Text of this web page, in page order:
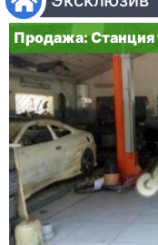
Продажа: